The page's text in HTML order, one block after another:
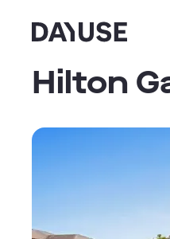
Dayuse
Hilton